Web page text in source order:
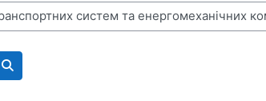
Пошук курсів